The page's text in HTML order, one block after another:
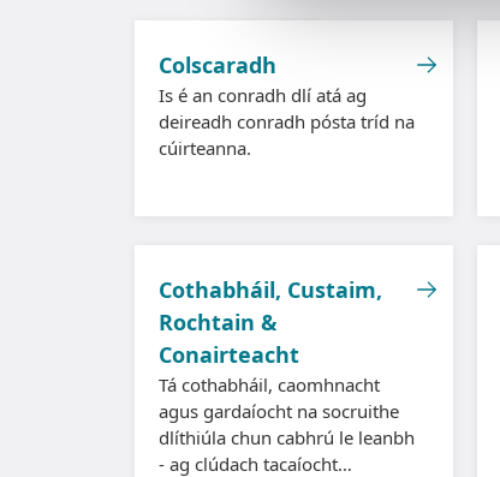
Colscaradh
Is é an conradh dlí atá ag
deireadh conradh pósta tríd na
cúirteanna.
Cothabháil, Custaim,
Rochtain &
Conairteacht
Tá cothabháil, caomhnacht
agus gardaíocht na socruithe
dlíthiúla chun cabhrú le leanbh
- ag clúdach tacaíocht